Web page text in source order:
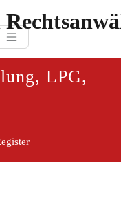
Döhl & Kollegen
LPG,